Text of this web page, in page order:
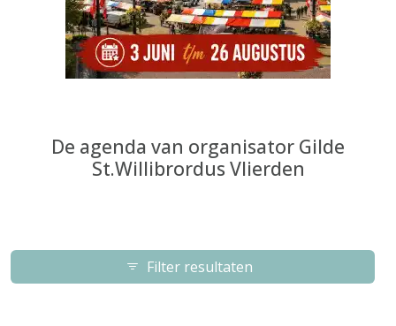
De agenda van organisator Gilde
St.Willibrordus Vlierden
Filter resultaten